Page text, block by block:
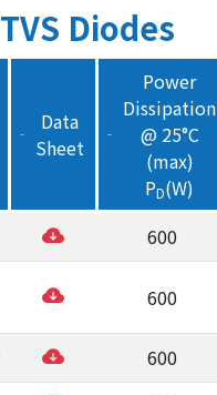
TVS Diodes
‒
Data
Sheet
‒
Power
Dissipation
@ 25°C
(max)
PD(W)
600
600
600